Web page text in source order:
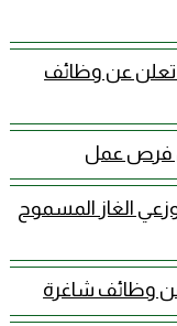
تعلن عن وظائف
فرص عمل
الغاز المسموح